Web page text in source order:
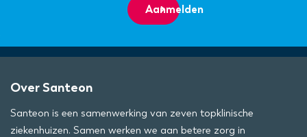
Aanmelden
Over Santeon
Santeon is een samenwerking van zeven topklinische
ziekenhuizen. Samen werken we aan betere zorg in